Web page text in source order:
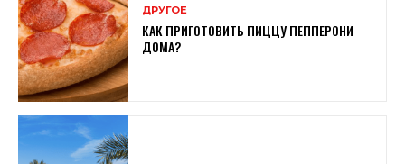
ДРУГОЕ
КАК ПРИГОТОВИТЬ ПИЦЦУ ПЕППЕРОНИ
ДОМА?